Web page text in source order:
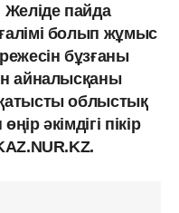
Желіде пайда
болып жұмыс
бұзғаны
айналысқаны
облыстық
әкімдігі пікір